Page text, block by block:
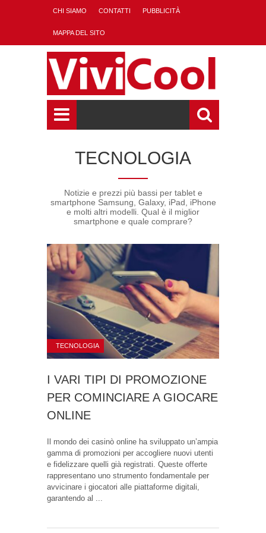
CHI SIAMO CONTATTI PUBBLICITÀ
MAPPA DEL SITO
TECNOLOGIA
Notizie e prezzi più bassi per tablet e
smartphone Samsung, Galaxy, iPad, iPhone
e molti altri modelli. Qual è il miglior
smartphone e quale comprare?
TECNOLOGIA
I VARI TIPI DI PROMOZIONE
PER COMINCIARE A GIOCARE
ONLINE
Il mondo dei casinò online ha sviluppato un’ampia
gamma di promozioni per accogliere nuovi utenti
e fidelizzare quelli già registrati. Queste offerte
rappresentano uno strumento fondamentale per
avvicinare i giocatori alle piattaforme digitali,
garantendo al ...